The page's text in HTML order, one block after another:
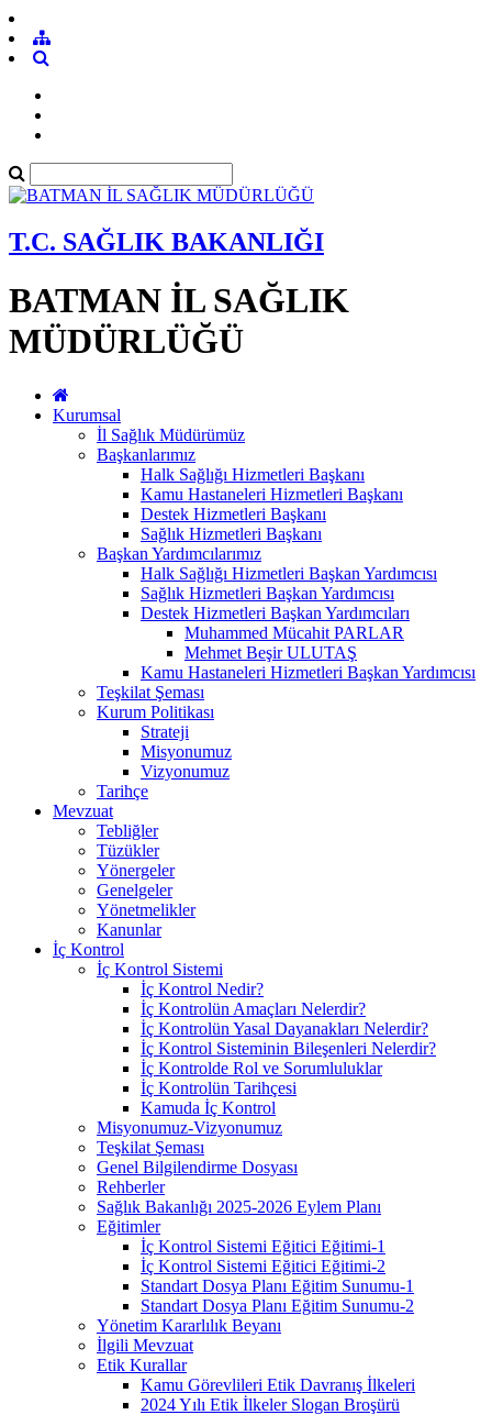
T.C. SAĞLIK BAKANLIĞI
BATMAN İL SAĞLIK
MÜDÜRLÜĞÜ
Kurumsal
İl Sağlık Müdürümüz
Başkanlarımız
Halk Sağlığı Hizmetleri Başkanı
Kamu Hastaneleri Hizmetleri Başkanı
Destek Hizmetleri Başkanı
Sağlık Hizmetleri Başkanı
Başkan Yardımcılarımız
Halk Sağlığı Hizmetleri Başkan Yardımcısı
Sağlık Hizmetleri Başkan Yardımcısı
Destek Hizmetleri Başkan Yardımcıları
Muhammed Mücahit PARLAR
Mehmet Beşir ULUTAŞ
Kamu Hastaneleri Hizmetleri Başkan Yardımcısı
Teşkilat Şeması
Kurum Politikası
Strateji
Misyonumuz
Vizyonumuz
Tarihçe
Mevzuat
Tebliğler
Tüzükler
Yönergeler
Genelgeler
Yönetmelikler
Kanunlar
İç Kontrol
İç Kontrol Sistemi
İç Kontrol Nedir?
İç Kontrolün Amaçları Nelerdir?
İç Kontrolün Yasal Dayanakları Nelerdir?
İç Kontrol Sisteminin Bileşenleri Nelerdir?
İç Kontrolde Rol ve Sorumluluklar
İç Kontrolün Tarihçesi
Kamuda İç Kontrol
Misyonumuz-Vizyonumuz
Teşkilat Şeması
Genel Bilgilendirme Dosyası
Rehberler
Sağlık Bakanlığı 2025-2026 Eylem Planı
Eğitimler
İç Kontrol Sistemi Eğitici Eğitimi-1
İç Kontrol Sistemi Eğitici Eğitimi-2
Standart Dosya Planı Eğitim Sunumu-1
Standart Dosya Planı Eğitim Sunumu-2
Yönetim Kararlılık Beyanı
İlgili Mevzuat
Etik Kurallar
Kamu Görevlileri Etik Davranış İlkeleri
2024 Yılı Etik İlkeler Slogan Broşürü